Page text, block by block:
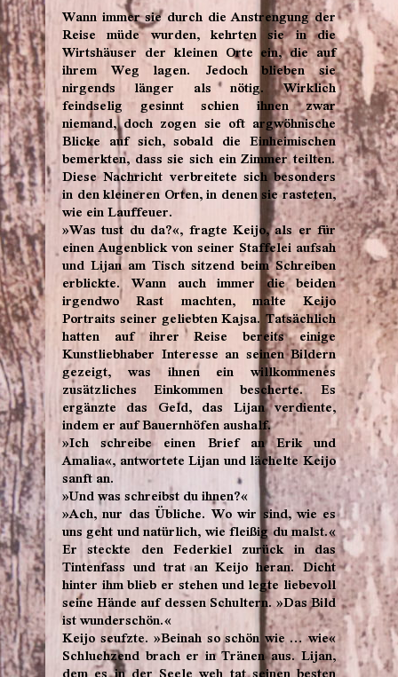
Wann immer sie durch die Anstrengung der
Reise müde wurden, kehrten sie in die
Wirtshäuser der kleinen Orte ein, die auf
ihrem Weg lagen. Jedoch blieben sie
nirgends länger als nötig. Wirklich
feindselig gesinnt schien ihnen zwar
niemand, doch zogen sie oft argwöhnische
Blicke auf sich, sobald die Einheimischen
bemerkten, dass sie sich ein Zimmer teilten.
Diese Nachricht verbreitete sich besonders
in den kleineren Orten, in denen sie rasteten,
wie ein Lauffeuer.
»Was tust du da?«, fragte Keijo, als er für
einen Augenblick von seiner Staffelei aufsah
und Lijan am Tisch sitzend beim Schreiben
erblickte. Wann auch immer die beiden
irgendwo Rast machten, malte Keijo
Portraits seiner geliebten Kajsa. Tatsächlich
hatten auf ihrer Reise bereits einige
Kunstliebhaber Interesse an seinen Bildern
gezeigt, was ihnen ein willkommenes
zusätzliches Einkommen bescherte. Es
ergänzte das Geld, das Lijan verdiente,
indem er auf Bauernhöfen aushalf.
»Ich schreibe einen Brief an Erik und
Amalia«, antwortete Lijan und lächelte Keijo
sanft an.
»Und was schreibst du ihnen?«
»Ach, nur das Übliche. Wo wir sind, wie es
uns geht und natürlich, wie fleißig du malst.«
Er steckte den Federkiel zurück in das
Tintenfass und trat an Keijo heran. Dicht
hinter ihm blieb er stehen und legte liebevoll
seine Hände auf dessen Schultern. »Das Bild
ist wunderschön.«
Keijo seufzte. »Beinah so schön wie … wie«
Schluchzend brach er in Tränen aus. Lijan,